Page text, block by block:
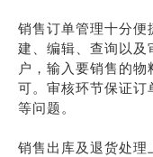
销售订单管理十分便
建、编辑、查询以及
户，输入要销售的
可。审核环节保证
等问题。
销售出库及退货处理